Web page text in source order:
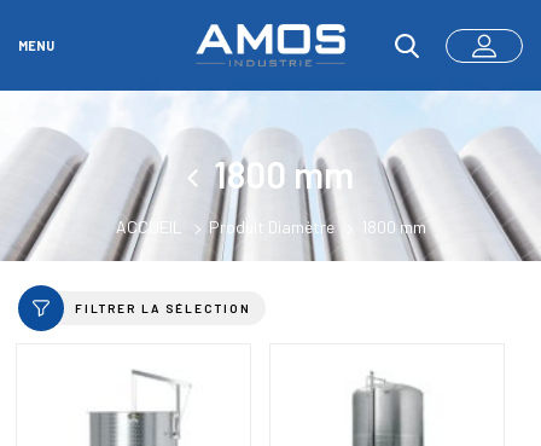
MENU
1800 mm
ACCUEIL Produit Diamètre 1800 mm
FILTRER LA SÉLECTION